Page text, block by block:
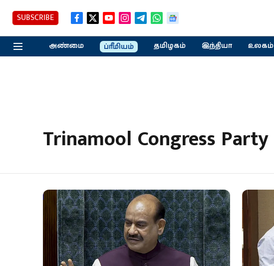
SUBSCRIBE
அண்மை ப்ரீமியம் தமிழகம் இந்தியா உலகம்
Trinamool Congress Party